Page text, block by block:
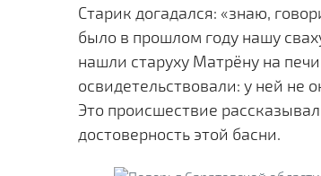
Старик догадался: «знаю,
было в прошлом году нашу
нашли старуху Матрёну на
освидетельствовали: у ней не
Это происшествие
достоверность этой басни.